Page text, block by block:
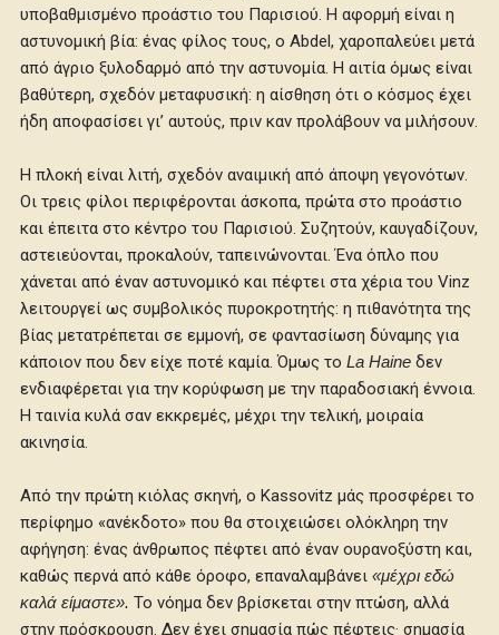
υποβαθμισμένο προάστιο του Παρισιού. Η αφορμή είναι η
αστυνομική βία: ένας φίλος τους, ο Abdel, χαροπαλεύει μετά
από άγριο ξυλοδαρμό από την αστυνομία. Η αιτία όμως είναι
βαθύτερη, σχεδόν μεταφυσική: η αίσθηση ότι ο κόσμος έχει
ήδη αποφασίσει γι’ αυτούς, πριν καν προλάβουν να μιλήσουν.
Η πλοκή είναι λιτή, σχεδόν αναιμική από άποψη γεγονότων.
Οι τρεις φίλοι περιφέρονται άσκοπα, πρώτα στο προάστιο
και έπειτα στο κέντρο του Παρισιού. Συζητούν, καυγαδίζουν,
αστειεύονται, προκαλούν, ταπεινώνονται. Ένα όπλο που
χάνεται από έναν αστυνομικό και πέφτει στα χέρια του Vinz
λειτουργεί ως συμβολικός πυροκροτητής: η πιθανότητα της
βίας μετατρέπεται σε εμμονή, σε φαντασίωση δύναμης για
κάποιον που δεν είχε ποτέ καμία. Όμως τοLa Haine δεν
ενδιαφέρεται για την κορύφωση με την παραδοσιακή έννοια.
Η ταινία κυλά σαν εκκρεμές, μέχρι την τελική, μοιραία
ακινησία.
Από την πρώτη κιόλας σκηνή, ο Kassovitz μάς προσφέρει το
περίφημο «ανέκδοτο» που θα στοιχειώσει ολόκληρη την
αφήγηση: ένας άνθρωπος πέφτει από έναν ουρανοξύστη και,
καθώς περνά από κάθε όροφο, επαναλαμβάνει«μέχρι εδώ
καλά είμαστε».Το νόημα δεν βρίσκεται στην πτώση, αλλά
στην πρόσκρουση. Δεν έχει σημασία πώς πέφτεις· σημασία